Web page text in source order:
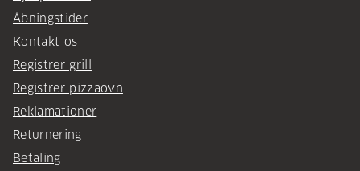
Åbningstider
Kontakt os
Registrer grill
Registrer pizzaovn
Reklamationer
Returnering
Betaling